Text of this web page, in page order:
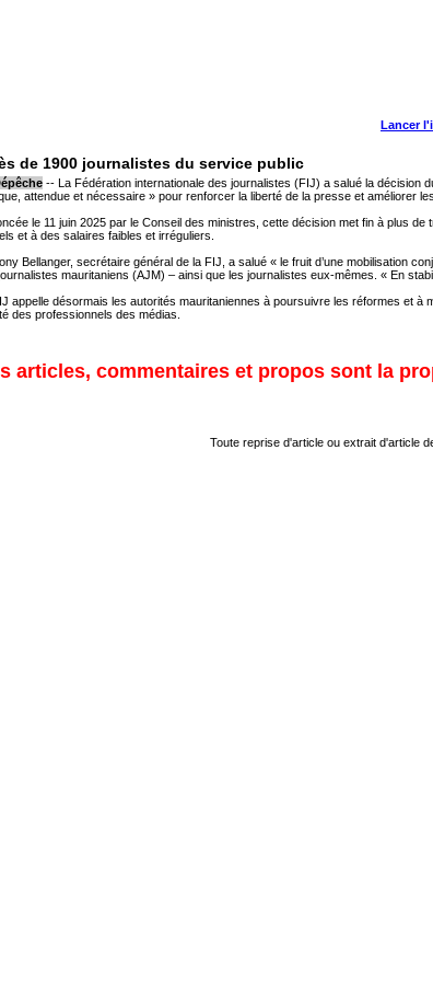
Lancer
de 1900 journalistes du service public
-- La Fédération internationale des journalistes (FIJ) a salué la décision
attendue et nécessaire » pour renforcer la liberté de la presse et améliorer
le 11 juin 2025 par le Conseil des ministres, cette décision met fin à plus
et à des salaires faibles et irréguliers.
Bellanger, secrétaire général de la FIJ, a salué « le fruit d’une mobilisation
mauritaniens (AJM) – ainsi que les journalistes eux-mêmes. « En
appelle désormais les autorités mauritaniennes à poursuivre les réformes et
des professionnels des médias.
articles, commentaires et propos sont la
Toute reprise d'article ou extrait d'article